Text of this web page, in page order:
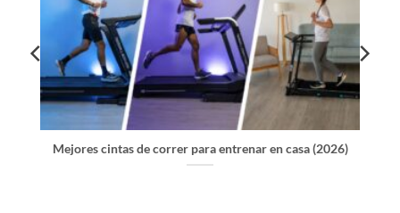
Mejores cintas de correr para entrenar en casa (2026)